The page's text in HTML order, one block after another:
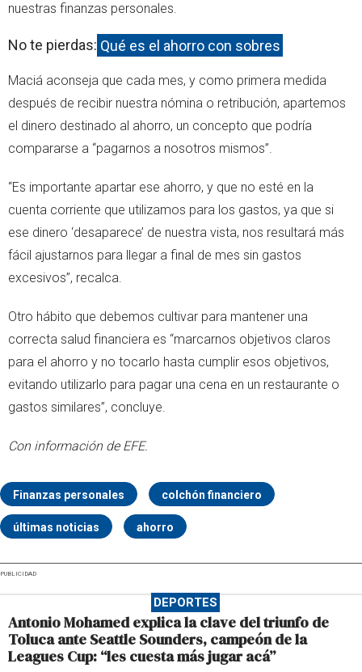
nuestras finanzas personales.
No te pierdas: Qué es el ahorro con sobres
Maciá aconseja que cada mes, y como primera medida
después de recibir nuestra nómina o retribución, apartemos
el dinero destinado al ahorro, un concepto que podría
compararse a “pagarnos a nosotros mismos”.
“Es importante apartar ese ahorro, y que no esté en la
cuenta corriente que utilizamos para los gastos, ya que si
ese dinero ‘desaparece’ de nuestra vista, nos resultará más
fácil ajustarnos para llegar a final de mes sin gastos
excesivos”, recalca.
Otro hábito que debemos cultivar para mantener una
correcta salud financiera es “marcarnos objetivos claros
para el ahorro y no tocarlo hasta cumplir esos objetivos,
evitando utilizarlo para pagar una cena en un restaurante o
gastos similares”, concluye.
Con información de EFE.
Finanzas personales colchón financiero
últimas noticias ahorro
PUBLICIDAD
DEPORTES
Antonio Mohamed explica la clave del triunfo de
Toluca ante Seattle Sounders, campeón de la
Leagues Cup: “les cuesta más jugar acá”